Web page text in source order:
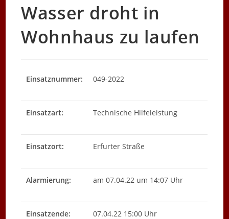
Wasser droht in
Wohnhaus zu laufen
Einsatznummer: 049-2022
Einsatzart: Technische Hilfeleistung
Einsatzort: Erfurter Straße
Alarmierung: am 07.04.22 um 14:07 Uhr
Einsatzende: 07.04.22 15:00 Uhr